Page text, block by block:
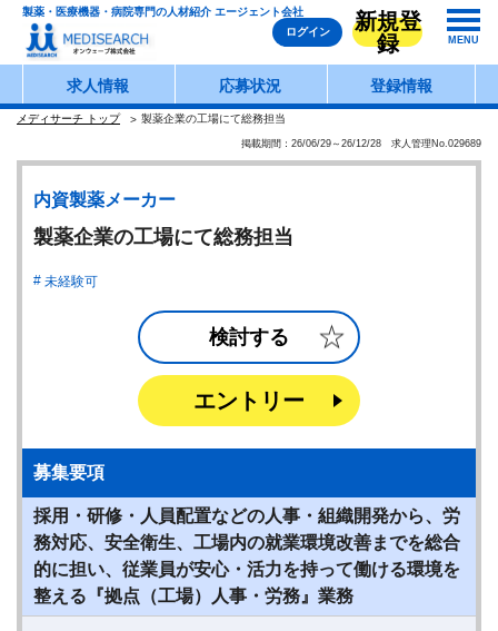
製薬・医療機器・病院専門の人材紹介 エージェント会社
ログイン
新規登
録
MENU
求人情報 応募状況 登録情報
メディサーチ トップ 製薬企業の工場にて総務担当
掲載期間：26/06/29～26/12/28 求人管理No.029689
内資製薬メーカー
製薬企業の工場にて総務担当
未経験可
検討する
エントリー
募集要項
採用・研修・人員配置などの人事・組織開発から、労
務対応、安全衛生、工場内の就業環境改善までを総合
的に担い、従業員が安心・活力を持って働ける環境を
整える『拠点（工場）人事・労務』業務